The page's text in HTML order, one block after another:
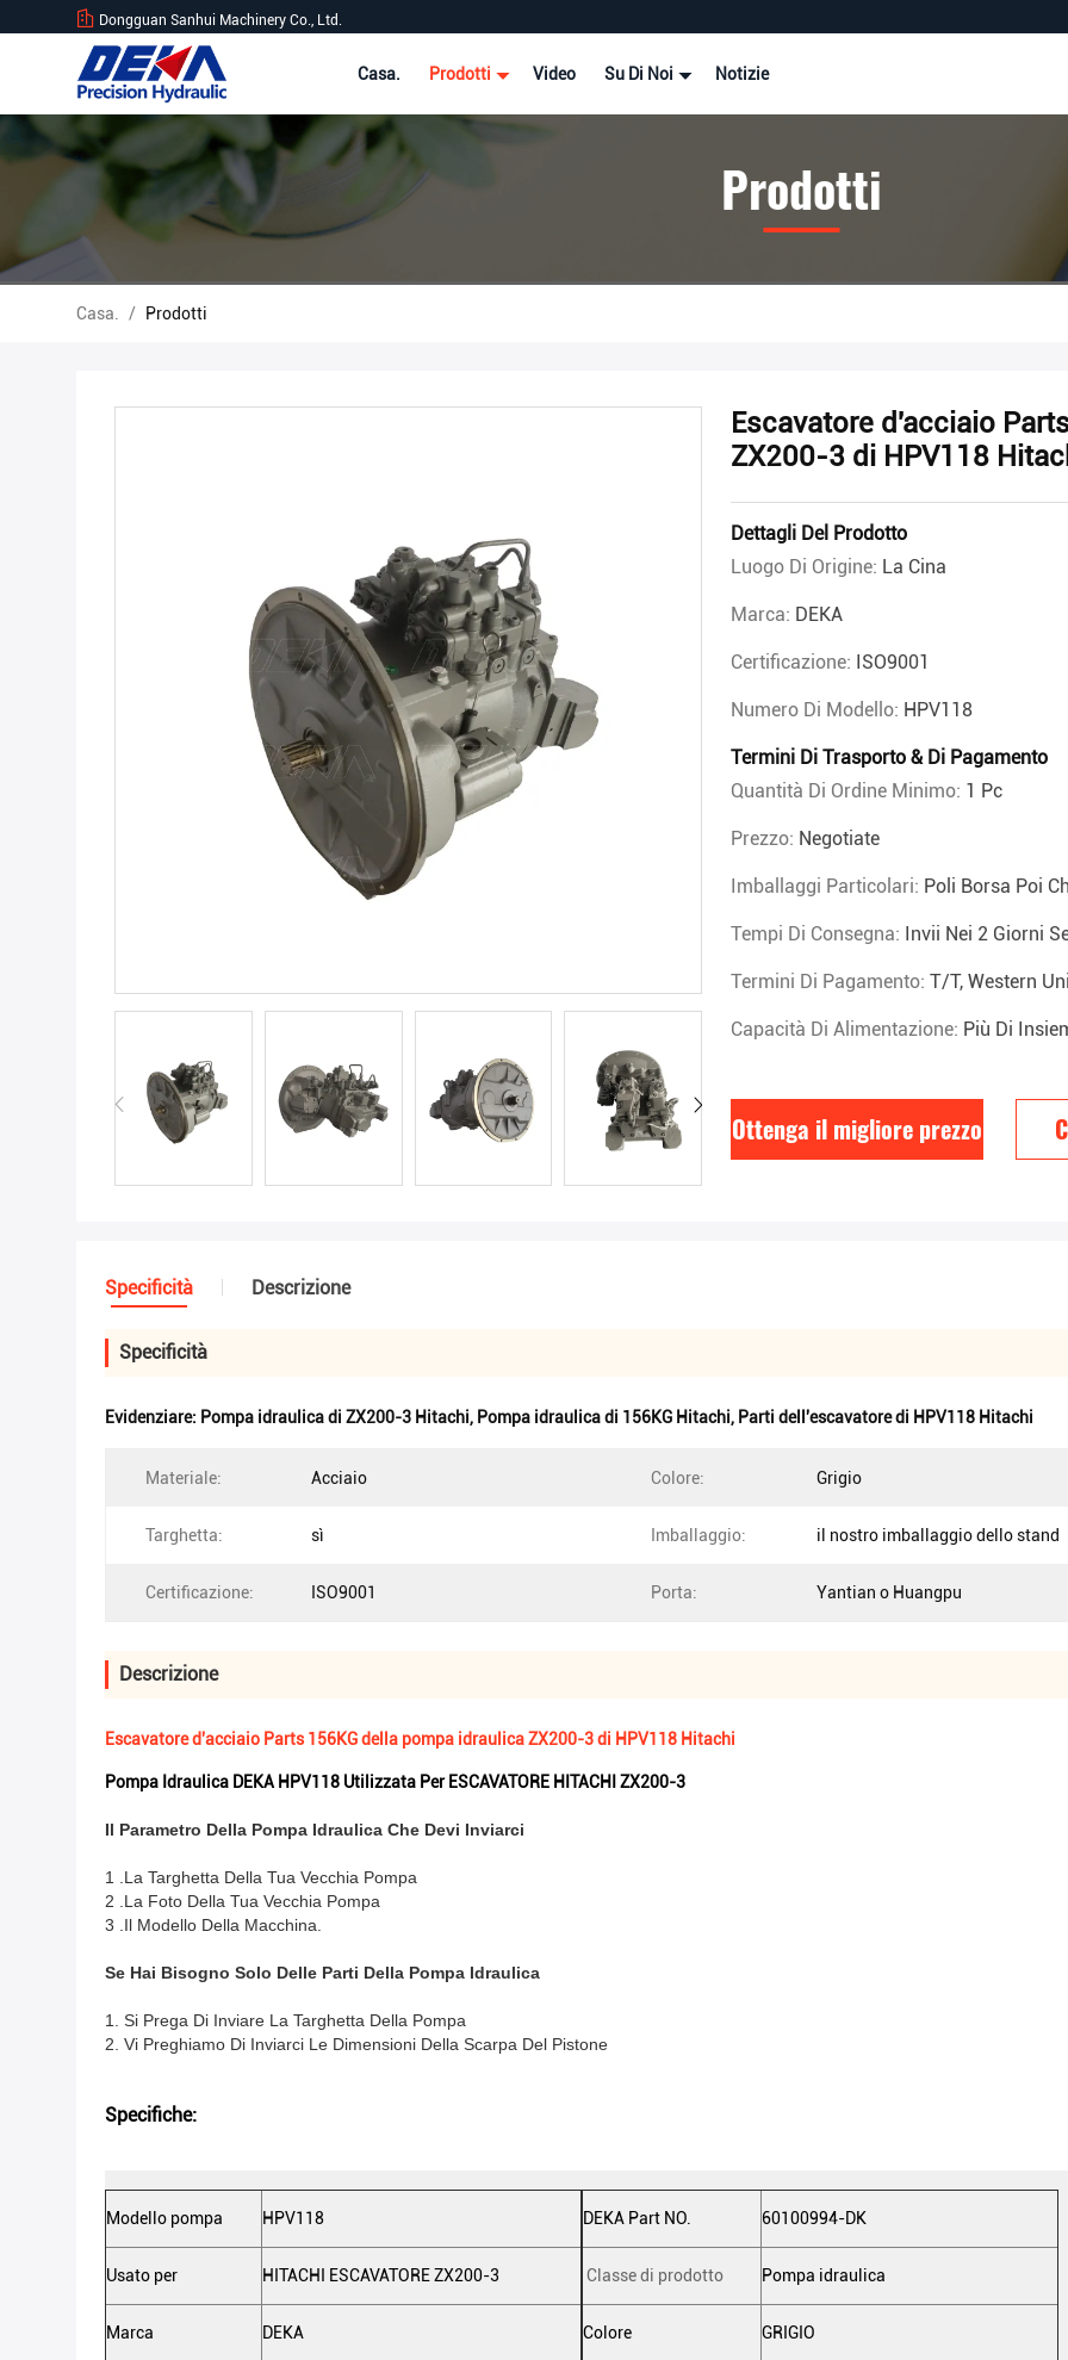
Dongguan Sanhui Machinery Co., Ltd.
Casa. Prodotti Video Su Di Noi Notizie
Prodotti
Casa. / Prodotti
Escavatore d'acciaio
ZX200-3 di HPV118
Dettagli Del Prodotto
Luogo Di Origine: La Cina
Marca: DEKA
Certificazione: ISO9001
Numero Di Modello: HPV118
Termini Di Trasporto & Di Pagamento
Quantità Di Ordine Minimo: 1 Pc
Prezzo: Negotiate
Imballaggi Particolari: Poli Borsa Poi
Tempi Di Consegna: Invii Nei 2 Giorni
Termini Di Pagamento: T/T, Western
Capacità Di Alimentazione: Più Di
Ottenga il migliore prezzo
Specificità Descrizione
Specificità
Evidenziare: Pompa idraulica di ZX200-3 Hitachi, Pompa idraulica di 156KG Hitachi, Parti dell'escavatore di HPV118 Hitachi
Materiale: Acciaio Colore: Grigio
Targhetta: sì Imballaggio: il nostro imballaggio dello stand
Certificazione: ISO9001 Porta: Yantian o Huangpu
Descrizione
Escavatore d'acciaio Parts 156KG della pompa idraulica ZX200-3 di HPV118 Hitachi
Pompa Idraulica DEKA HPV118 Utilizzata Per ESCAVATORE HITACHI ZX200-3
Il Parametro Della Pompa Idraulica Che Devi Inviarci
1 .La Targhetta Della Tua Vecchia Pompa
2 .La Foto Della Tua Vecchia Pompa
3 .Il Modello Della Macchina.
Se Hai Bisogno Solo Delle Parti Della Pompa Idraulica
1. Si Prega Di Inviare La Targhetta Della Pompa
2. Vi Preghiamo Di Inviarci Le Dimensioni Della Scarpa Del Pistone
Specifiche:
Modello pompa HPV118
Usato per HITACHI ESCAVATORE ZX200-3
Marca DEKA
DEKA Part NO. 60100994-DK
Classe di prodotto Pompa idraulica
Colore GRIGIO